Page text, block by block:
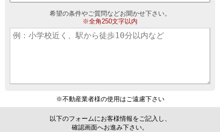
希望の条件やご質問などお聞かせ下さい。
※全角250文字以内
※不動産業者様の使用はご遠慮下さい
以下のフォームにお客様情報をご記入し、
確認画面へお進み下さい。